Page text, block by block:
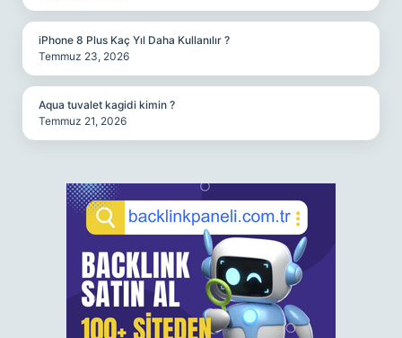
iPhone 8 Plus Kaç Yıl Daha Kullanılır ?
Temmuz 23, 2026
Aqua tuvalet kagidi kimin ?
Temmuz 21, 2026